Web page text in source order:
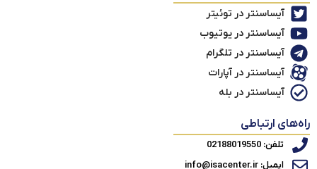
آیساسنتر در توئیتر
آیساسنتر در یوتیوب
آیساسنتر در تلگرام
آیساسنتر در آپارات
آیساسنتر در بله
راه‌های ارتباطی
تلفن: 02188019550
ایمیل: info@isacenter.ir